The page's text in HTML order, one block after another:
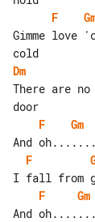
F
Gimme love
Dm
There are
F
Gm
F
F
Gm